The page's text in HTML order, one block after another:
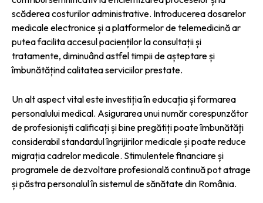
scăderea costurilor administrative. Introducerea dosarelor
medicale electronice și a platformelor de telemedicină ar
putea facilita accesul pacienților la consultații și
tratamente, diminuând astfel timpii de așteptare și
îmbunătățind calitatea serviciilor prestate.
Un alt aspect vital este investiția în educația și formarea
personalului medical. Asigurarea unui număr corespunzător
de profesioniști calificați și bine pregătiți poate îmbunătăți
considerabil standardul îngrijirilor medicale și poate reduce
migrația cadrelor medicale. Stimulentele financiare și
programele de dezvoltare profesională continuă pot atrage
și păstra personalul în sistemul de sănătate din România.